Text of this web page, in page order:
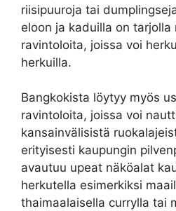
riisipuuroja tai
eloon ja kaduilla on tarjolla
ravintoloita, joissa voi
herkuilla.
Bangkokista löytyy myös
ravintoloita, joissa voi
kansainvälisistä
erityisesti kaupungin
avautuu upeat näköalat
herkutella esimerkiksi
thaimaalaisella currylla tai